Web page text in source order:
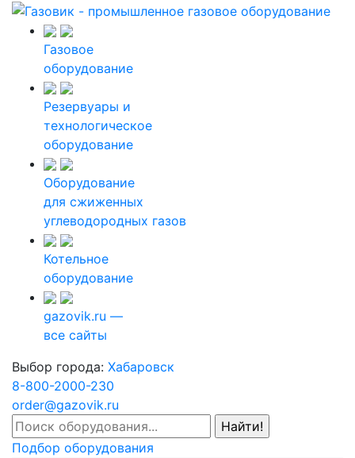
Газовое
оборудование
Резервуары и
технологическое
оборудование
Оборудование
для сжиженных
углеводородных газов
Котельное
оборудование
gazovik.ru —
все сайты
Выбор города: Хабаровск
8-800-2000-230
order@gazovik.ru
Подбор оборудования